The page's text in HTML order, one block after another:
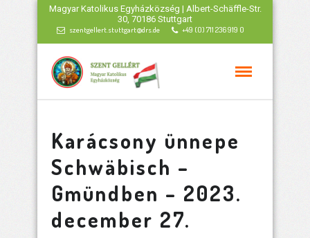
Magyar Katolikus Egyházközség | Albert-Schäffle-Str.
30, 70186 Stuttgart
szentgellert.stuttgart@drs.de +49 (0) 711 236 919 0
Karácsony ünnepe
Schwäbisch –
Gmündben – 2023.
december 27.